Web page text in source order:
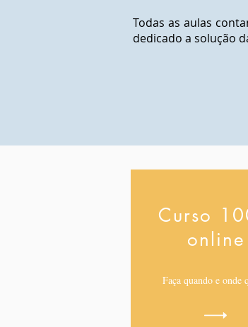
Todas as aulas
dedicado a solução
Curso
online
Faça quando e onde